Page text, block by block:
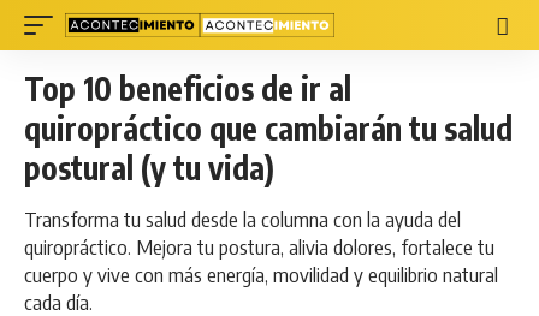
Top 10 beneficios de ir al
quiropráctico que cambiarán tu salud
postural (y tu vida)
Transforma tu salud desde la columna con la ayuda del
quiropráctico. Mejora tu postura, alivia dolores, fortalece tu
cuerpo y vive con más energía, movilidad y equilibrio natural
cada día.